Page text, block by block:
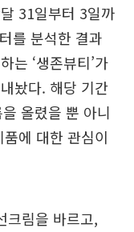
31일부터 3일까
를 분석한 결과
는 ‘생존뷰티’가
놨다. 해당 기간
올렸을 뿐 아니
에 대한 관심이
크림을 바르고,